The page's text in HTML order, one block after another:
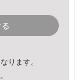
ります。